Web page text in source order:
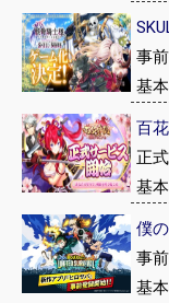
事
基
百
正
基
僕
事
基